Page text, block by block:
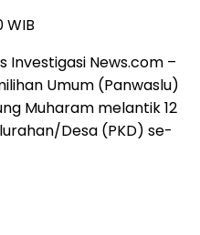
WIB
Investigasi News.com –
Umum (Panwaslu)
Muharam melantik 12
Desa (PKD) se-